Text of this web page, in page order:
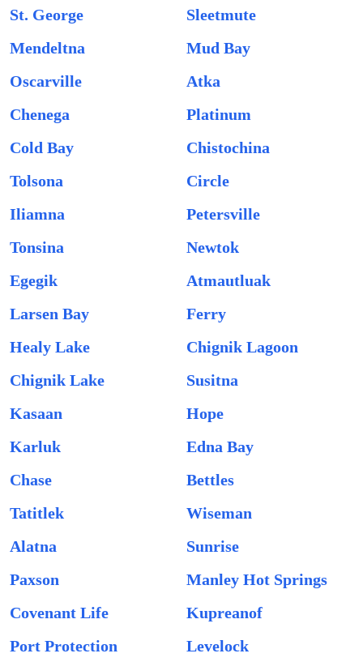
St. George
Sleetmute
Mendeltna
Mud Bay
Oscarville
Atka
Chenega
Platinum
Cold Bay
Chistochina
Tolsona
Circle
Iliamna
Petersville
Tonsina
Newtok
Egegik
Atmautluak
Larsen Bay
Ferry
Healy Lake
Chignik Lagoon
Chignik Lake
Susitna
Kasaan
Hope
Karluk
Edna Bay
Chase
Bettles
Tatitlek
Wiseman
Alatna
Sunrise
Paxson
Manley Hot Springs
Covenant Life
Kupreanof
Port Protection
Levelock